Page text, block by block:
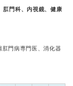
肛門科、内視鏡、健康
門病専門医、消化器